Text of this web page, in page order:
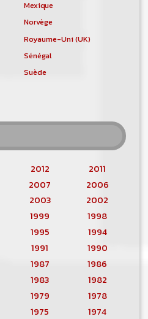
Mexique
Norvège
Royaume-Uni (UK)
Sénégal
Suède
2012
2011
2007
2006
2003
2002
1999
1998
1995
1994
1991
1990
1987
1986
1983
1982
1979
1978
1975
1974